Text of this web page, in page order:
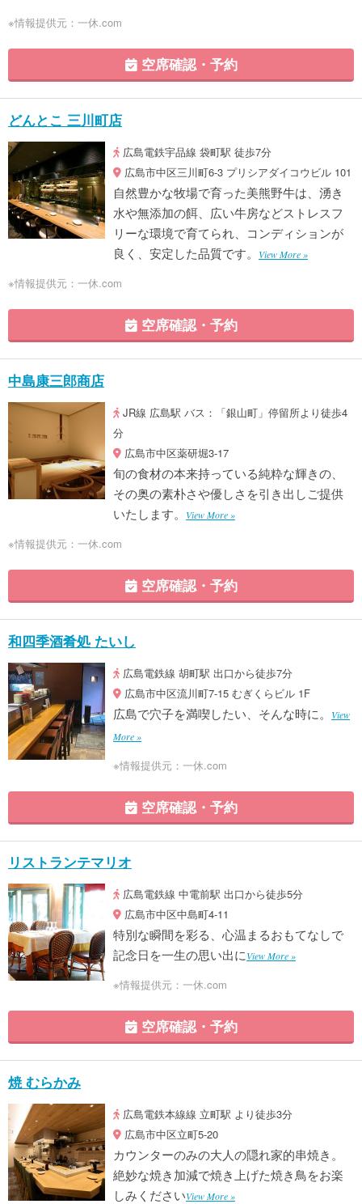
※情報提供元：一休.com
空席確認・予約
どんとこ 三川町店
広島電鉄宇品線 袋町駅 徒歩7分
広島市中区三川町6-3 プリシアダイコウビル 101
自然豊かな牧場で育った美熊野牛は、湧き
水や無添加の餌、広い牛房などストレスフ
リーな環境で育てられ、コンディションが
良く、安定した品質です。
View More »
※情報提供元：一休.com
空席確認・予約
中島康三郎商店
JR線 広島駅 バス：「銀山町」停留所より徒歩4
分
広島市中区薬研堀3-17
旬の食材の本来持っている純粋な輝きの、
その奥の素朴さや優しさを引き出しご提供
いたします。
View More »
※情報提供元：一休.com
空席確認・予約
和四季酒肴処 たいし
広島電鉄線 胡町駅 出口から徒歩7分
広島市中区流川町7-15 むぎくらビル 1F
広島で穴子を満喫したい、そんな時に。
View
More »
※情報提供元：一休.com
空席確認・予約
リストランテマリオ
広島電鉄線 中電前駅 出口から徒歩5分
広島市中区中島町4-11
特別な瞬間を彩る、心温まるおもてなしで
記念日を一生の思い出にView More »
※情報提供元：一休.com
空席確認・予約
焼 むらかみ
広島電鉄本線線 立町駅 より徒歩3分
広島市中区立町5-20
カウンターのみの大人の隠れ家的串焼き。
絶妙な焼き加減で焼き上げた焼き鳥をお楽
しみくださいView More »